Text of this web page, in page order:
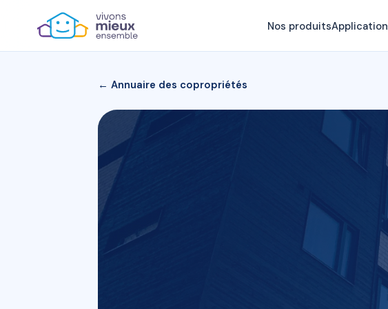
Nos produitsApplication
← Annuaire des copropriétés